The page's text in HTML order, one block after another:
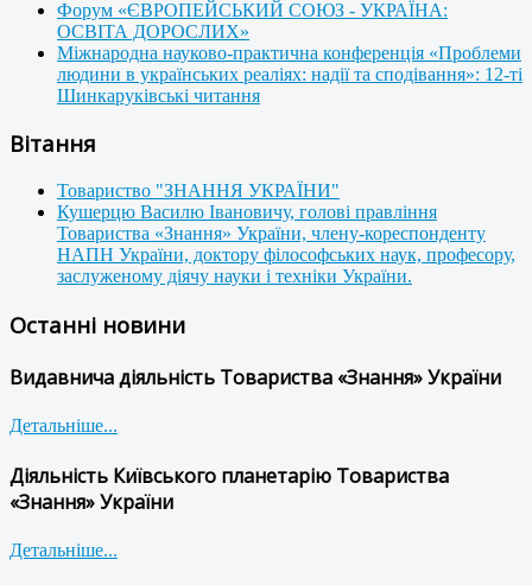
Форум «ЄВРОПЕЙСЬКИЙ СОЮЗ - УКРАЇНА:
ОСВІТА ДОРОСЛИХ»
Міжнародна науково-практична конференція «Проблеми
людини в українських реаліях: надії та сподівання»: 12-ті
Шинкаруківські читання
Вітання
Товариство "ЗНАННЯ УКРАЇНИ"
Кушерцю Василю Івановичу, голові правління
Товариства «Знання» України, члену-кореспонденту
НАПН України, доктору філософських наук, професору,
заслуженому діячу науки і техніки України.
Останні новини
Видавнича діяльність Товариства «Знання» України
Детальніше...
Діяльність Київського планетарію Товариства
«Знання» України
Детальніше...